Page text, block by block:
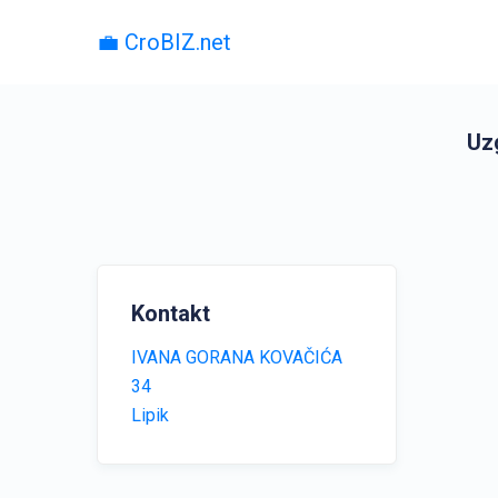
💼 CroBIZ.net
Kontakt
IVANA GORANA KOVAČIĆA
34
Lipik